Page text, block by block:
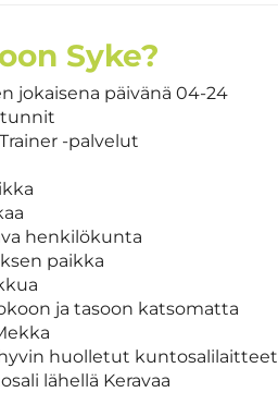
Syke?
jokaisena päivänä 04-24
-palvelut
henkilökunta
paikka
ja tasoon katsomatta
huolletut kuntosalilaitteet
lähellä Keravaa